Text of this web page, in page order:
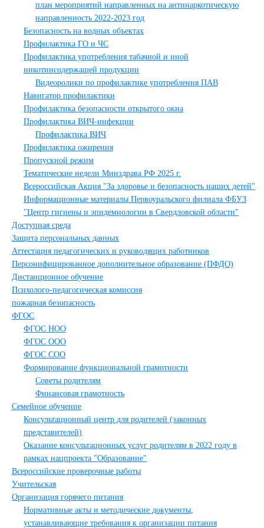
план мероприятий направленных на антинаркотическую
направленность 2022-2023 год
Безопасность на водных объектах
Профилактика ГО и ЧС
Профилактика употребления табачной и иной
никотинсодержащей продукции
Видеоролики по профилактике употребления ПАВ
Навигатор профилактики
Профилактика безопасности открытого окна
Профилактика ВИЧ-инфекции
Профилактика ВИЧ
Профилактика ожирения
Пропускной режим
Тематические недели Минздрава РФ 2025 г.
Всероссийская Акция "За здоровье и безопасность наших детей"
Информационные материалы Первоуральского филиала ФБУЗ
"Центр гигиены и эпидемиологии в Свердловской области"
Доступная среда
Защита персональных данных
Аттестация педагогических и руководящих работников
Персонифицированное дополнительное образование (ПФДО)
Дистанционное обучение
Психолого-педагогическая комиссия
пожарная безопасность
ФГОС
ФГОС НОО
ФГОС ООО
ФГОС СОО
Формирование функциональной грамотности
Советы родителям
Финансовая грамотность
Семейное обучение
Консультационный центр для родителей (законных
представителей)
Оказание консультационных услуг родителям в 2022 году в
рамках нацпроекта "Образование"
Всероссийские проверочные работы
Учительская
Организация горячего питания
Нормативные акты и методические документы,
устанавливающие требования к организации питания